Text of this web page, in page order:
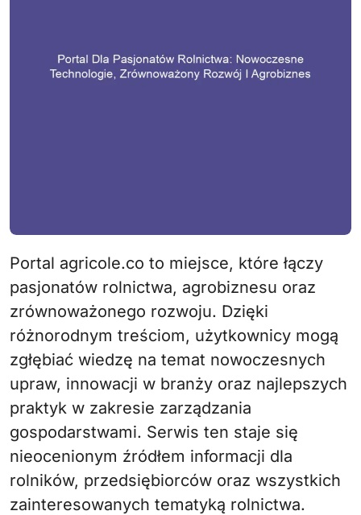
Portal agricole.co to miejsce, które łączy
pasjonatów rolnictwa, agrobiznesu oraz
zrównoważonego rozwoju. Dzięki
różnorodnym treściom, użytkownicy mogą
zgłębiać wiedzę na temat nowoczesnych
upraw, innowacji w branży oraz najlepszych
praktyk w zakresie zarządzania
gospodarstwami. Serwis ten staje się
nieocenionym źródłem informacji dla
rolników, przedsiębiorców oraz wszystkich
zainteresowanych tematyką rolnictwa.